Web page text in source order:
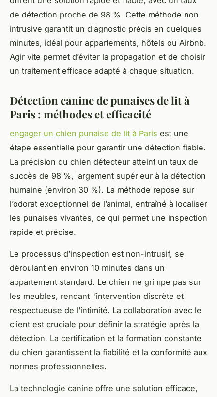
de détection proche de 98 %. Cette méthode non
intrusive garantit un diagnostic précis en quelques
minutes, idéal pour appartements, hôtels ou Airbnb.
Agir vite permet d’éviter la propagation et de choisir
un traitement efficace adapté à chaque situation.
Détection canine de punaises de lit à
Paris : méthodes et efficacité
engager un chien punaise de lit à Paris est une
étape essentielle pour garantir une détection fiable.
La précision du chien détecteur atteint un taux de
succès de 98 %, largement supérieur à la détection
humaine (environ 30 %). La méthode repose sur
l’odorat exceptionnel de l’animal, entraîné à localiser
les punaises vivantes, ce qui permet une inspection
rapide et précise.
Le processus d’inspection est non-intrusif, se
déroulant en environ 10 minutes dans un
appartement standard. Le chien ne grimpe pas sur
les meubles, rendant l’intervention discrète et
respectueuse de l’intimité. La collaboration avec le
client est cruciale pour définir la stratégie après la
détection. La certification et la formation constante
du chien garantissent la fiabilité et la conformité aux
normes professionnelles.
La technologie canine offre une solution efficace,